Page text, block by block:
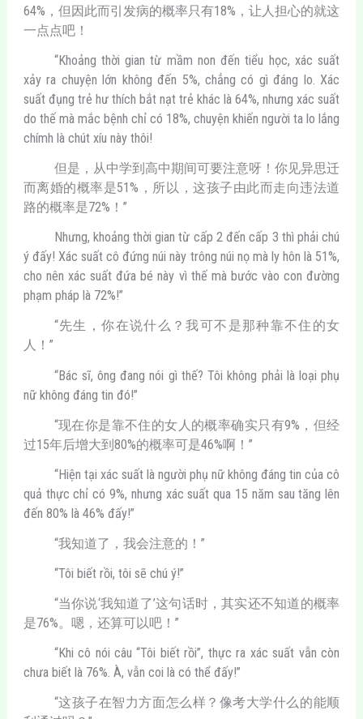
64%，但因此而引发病的概率只有18%，让人担心的就这
一点点吧！
“Khoảng thời gian từ mầm non đến tiểu học, xác suất
xảy ra chuyện lớn không đến 5%, chẳng có gì đáng lo. Xác
suất đụng trẻ hư thích bắt nạt trẻ khác là 64%, nhưng xác suất
do thế mà mắc bệnh chỉ có 18%, chuyện khiến người ta lo lắng
chímh là chút xíu này thôi!
但是，从中学到高中期间可要注意呀！你见异思迁
而离婚的概率是51%，所以，这孩子由此而走向违法道
路的概率是72%！”
Nhưng, khoảng thời gian từ cấp 2 đến cấp 3 thì phải chú
ý đấy! Xác suất cô đứng núi này trông núi nọ mà ly hôn là 51%,
cho nên xác suất đứa bé này vì thế mà bước vào con đường
phạm pháp là 72%!”
“先生，你在说什么？我可不是那种靠不住的女
人！”
“Bác sĩ, ông đang nói gì thế? Tôi không phải là loại phụ
nữ không đáng tin đó!”
“现在你是靠不住的女人的概率确实只有9%，但经
过15年后增大到80%的概率可是46%啊！”
“Hiện tại xác suất là người phụ nữ không đáng tin của cô
quả thực chỉ có 9%, nhưng xác suất qua 15 năm sau tăng lên
đến 80% là 46% đấy!”
“我知道了，我会注意的！”
“Tôi biết rồi, tôi sẽ chú ý!”
“当你说‘我知道了’这句话时，其实还不知道的概率
是76%。嗯，还算可以吧！”
“Khi cô nói câu “Tôi biết rồi”, thực ra xác suất vẫn còn
chưa biết là 76%. À, vẫn coi là có thể đấy!”
“这孩子在智力方面怎么样？像考大学什么的能顺